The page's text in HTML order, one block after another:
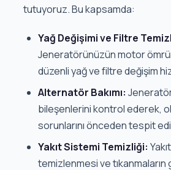
tutuyoruz. Bu kapsamda:
Yağ Değişimi ve Filtre
Jeneratörünüzün motor
düzenli yağ ve filtre değişim
Alternatör Bakımı:
bileşenlerini kontrol ederek,
sorunlarını önceden tespit
Yakıt Sistemi Temizliği:
temizlenmesi ve tıkanmaların